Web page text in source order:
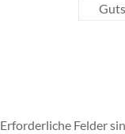
Erforderliche Felder